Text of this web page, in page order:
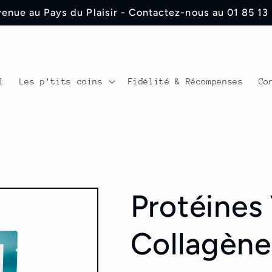
au Pays du Plaisir - Contactez-nous au 01 85 13
Les p'tits coins Fidélité & Récompenses